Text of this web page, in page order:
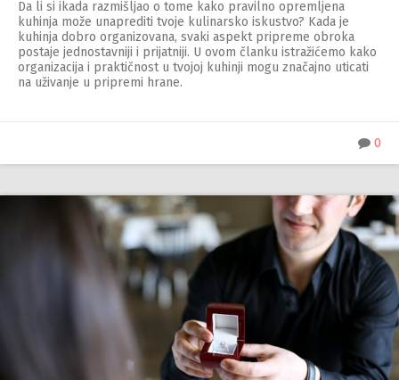
Da li si ikada razmišljao o tome kako pravilno opremljena
kuhinja može unaprediti tvoje kulinarsko iskustvo? Kada je
kuhinja dobro organizovana, svaki aspekt pripreme obroka
postaje jednostavniji i prijatniji. U ovom članku istražićemo kako
organizacija i praktičnost u tvojoj kuhinji mogu značajno uticati
na uživanje u pripremi hrane.
0